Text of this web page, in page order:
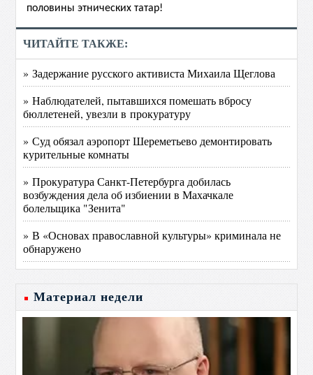
половины этнических татар!
ЧИТАЙТЕ ТАКЖЕ:
» Задержание русского активиста Михаила Щеглова
» Наблюдателей, пытавшихся помешать вбросу
бюллетеней, увезли в прокуратуру
» Суд обязал аэропорт Шереметьево демонтировать
курительные комнаты
» Прокуратура Санкт-Петербурга добилась
возбуждения дела об избиении в Махачкале
болельщика "Зенита"
» В «Основах православной культуры» криминала не
обнаружено
Материал недели